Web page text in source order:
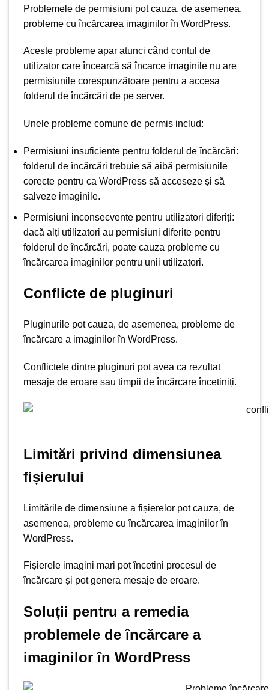
Problemele de permisiuni pot cauza, de asemenea,
probleme cu încărcarea imaginilor în WordPress.
Aceste probleme apar atunci când contul de
utilizator care încearcă să încarce imaginile nu are
permisiunile corespunzătoare pentru a accesa
folderul de încărcări de pe server.
Unele probleme comune de permis includ:
Permisiuni insuficiente pentru folderul de încărcări:
folderul de încărcări trebuie să aibă permisiunile
corecte pentru ca WordPress să acceseze și să
salveze imaginile.
Permisiuni inconsecvente pentru utilizatori diferiți:
dacă alți utilizatori au permisiuni diferite pentru
folderul de încărcări, poate cauza probleme cu
încărcarea imaginilor pentru unii utilizatori.
Conflicte de pluginuri
Pluginurile pot cauza, de asemenea, probleme de
încărcare a imaginilor în WordPress.
Conflictele dintre pluginuri pot avea ca rezultat
mesaje de eroare sau timpii de încărcare încetiniți.
Limitări privind dimensiunea
fișierului
Limitările de dimensiune a fișierelor pot cauza, de
asemenea, probleme cu încărcarea imaginilor în
WordPress.
Fișierele imagini mari pot încetini procesul de
încărcare și pot genera mesaje de eroare.
Soluții pentru a remedia
problemele de încărcare a
imaginilor în WordPress